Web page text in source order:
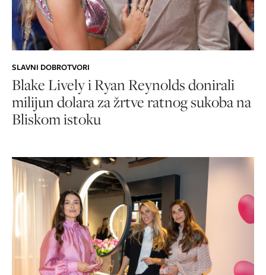
SLAVNI DOBROTVORI
Blake Lively i Ryan Reynolds donirali
milijun dolara za žrtve ratnog sukoba na
Bliskom istoku